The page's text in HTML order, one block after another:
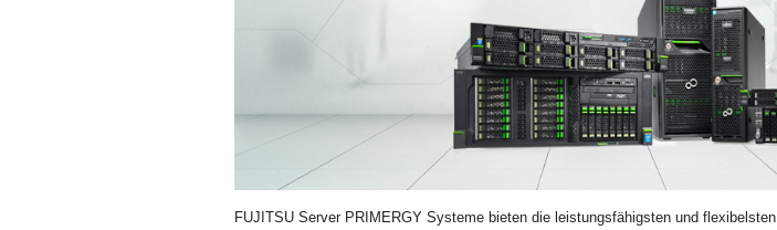
FUJITSU Server PRIMERGY Systeme bieten die leistungsfähigsten und flexibelsten